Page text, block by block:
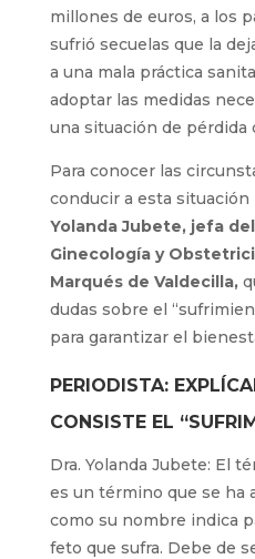
millones de euros, a los
sufrió secuelas que la
a una mala práctica
adoptar las medidas
una situación de pérdida
Para conocer las
conducir a esta situación
Yolanda Jubete, jefa
Ginecología y
Marqués de Valdecilla,
dudas sobre el
para garantizar el
PERIODISTA:
CONSISTE EL
Dra. Yolanda Jubete: El
es un término que se ha
como su nombre indica
feto que sufra. Debe de